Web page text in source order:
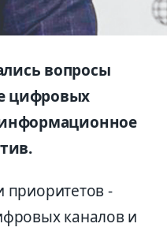
вопросы
цифровых
приоритетов -
каналов и